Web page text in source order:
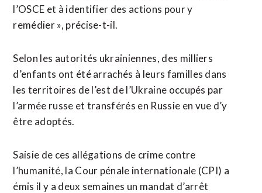
l’OSCE et à identifier des actions pour y
remédier », précise-t-il.
Selon les autorités ukrainiennes, des milliers
d’enfants ont été arrachés à leurs familles dans
les territoires de l’est de l’Ukraine occupés par
l’armée russe et transférés en Russie en vue d’y
être adoptés.
Saisie de ces allégations de crime contre
l’humanité, la Cour pénale internationale (CPI) a
émis il y a deux semaines un mandat d’arrêt